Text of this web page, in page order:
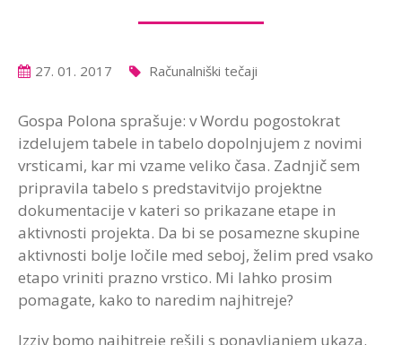
27. 01. 2017 Računalniški tečaji
Gospa Polona sprašuje: v Wordu pogostokrat
izdelujem tabele in tabelo dopolnjujem z novimi
vrsticami, kar mi vzame veliko časa. Zadnjič sem
pripravila tabelo s predstavitvijo projektne
dokumentacije v kateri so prikazane etape in
aktivnosti projekta. Da bi se posamezne skupine
aktivnosti bolje ločile med seboj, želim pred vsako
etapo vriniti prazno vrstico. Mi lahko prosim
pomagate, kako to naredim najhitreje?
Izziv bomo najhitreje rešili s ponavljanjem ukaza.